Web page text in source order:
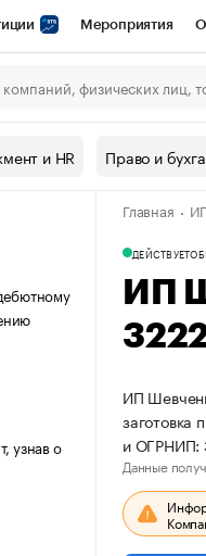
Мероприятия
СПб Спецпроекты
Рынок наличной
и HR Право и
узнав о
Главная
ДЕЙСТВУЕТ
ИП
ИП
заготовка
и ОГРНИП:
Данные